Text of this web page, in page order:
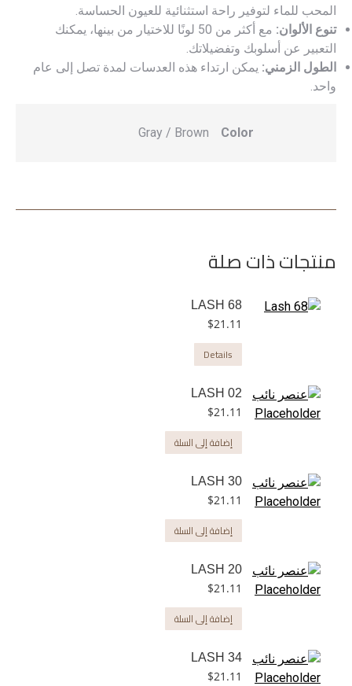
المحب للماء لتوفير راحة استثنائية للعيون الحساسة.
تنوع الألوان:
مع أكثر من 50 لونًا للاختيار من بينها، يمكنك
التعبير عن أسلوبك وتفضيلاتك.
الطول الزمني: يمكن ارتداء هذه العدسات لمدة تصل إلى عام
واحد.
Color
Gray / Brown
منتجات ذات صلة
LASH 68
$21.11
Details
LASH 02
$21.11
إضافة إلى السلة
LASH 30
$21.11
إضافة إلى السلة
LASH 20
$21.11
إضافة إلى السلة
LASH 34
$21.11